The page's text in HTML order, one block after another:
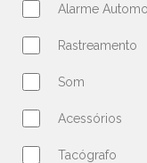
Alarme
Rastreamento
Som
Acessórios
Tacógrafo